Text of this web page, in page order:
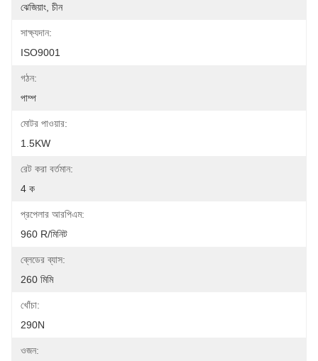
ঝেজিয়াং, চীন
সাক্ষ্যদান:
ISO9001
গঠন:
পাম্প
মোটর পাওয়ার:
1.5KW
রেট করা বর্তমান:
4 ক
প্রপেলার আরপিএম:
960 R/মিনিট
ব্লেডের ব্যাস:
260 মিমি
খোঁচা:
290N
ওজন: